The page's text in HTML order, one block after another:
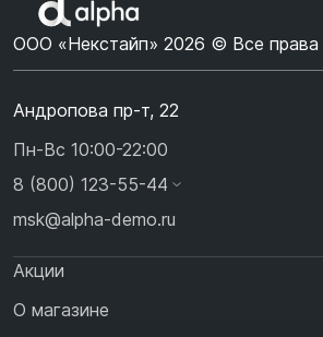
ООО «Некстайп» 2026 © Все
Андропова пр-т, 22
Пн-Вс 10:00-22:00
8 (800) 123-55-44
msk@alpha-demo.ru
Акции
О магазине